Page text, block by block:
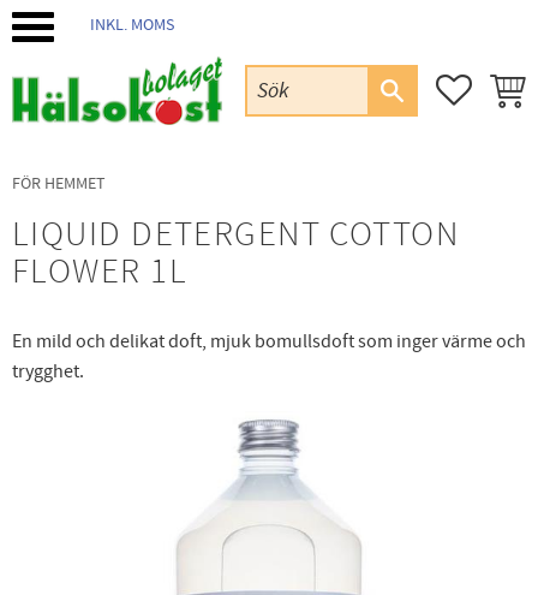
INKL. MOMS
FÖR HEMMET
LIQUID DETERGENT COTTON
FLOWER 1L
En mild och delikat doft, mjuk bomullsdoft som inger värme och
trygghet.